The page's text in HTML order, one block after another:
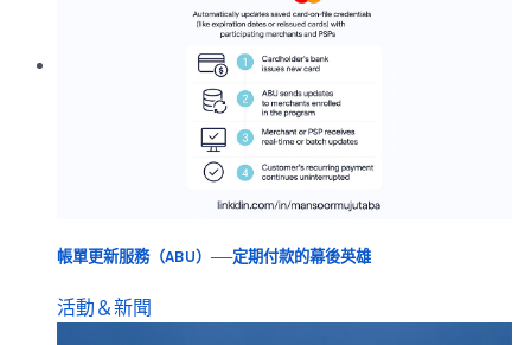
帳單更新服務（ABU）──定期付款的幕後英雄
活動＆新聞